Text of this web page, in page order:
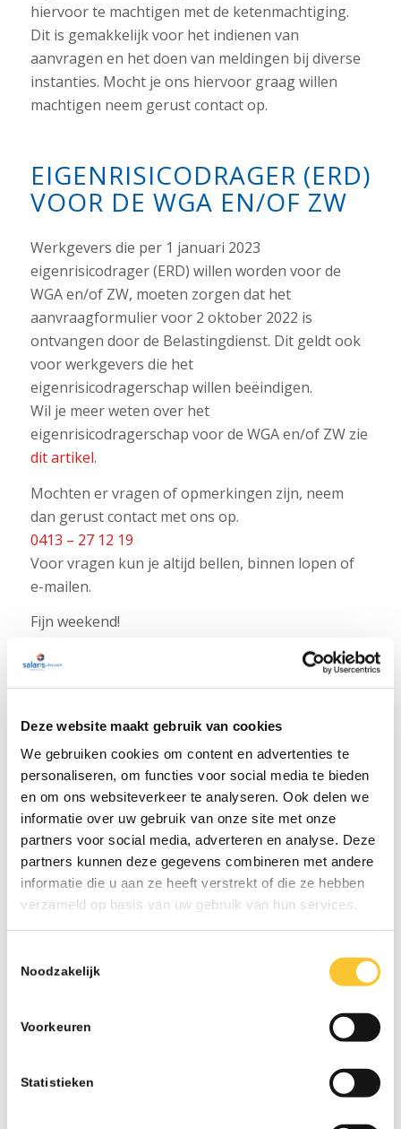
Deze website maakt gebruik van cookies
We gebruiken cookies om content en advertenties te
personaliseren, om functies voor social media te bieden
en om ons websiteverkeer te analyseren. Ook delen we
informatie over uw gebruik van onze site met onze
partners voor social media, adverteren en analyse. Deze
partners kunnen deze gegevens combineren met andere
informatie die u aan ze heeft verstrekt of die ze hebben
verzameld op basis van uw gebruik van hun services.
Noodzakelijk
Voorkeuren
Statistieken
hiervoor te machtigen met de ketenmachtiging.
Dit is gemakkelijk voor het indienen van
aanvragen en het doen van meldingen bij diverse
instanties. Mocht je ons hiervoor graag willen
machtigen neem gerust contact op.
EIGENRISICODRAGER (ERD)
VOOR DE WGA EN/OF ZW
Werkgevers die per 1 januari 2023
eigenrisicodrager (ERD) willen worden voor de
WGA en/of ZW, moeten zorgen dat het
aanvraagformulier voor 2 oktober 2022 is
ontvangen door de Belastingdienst. Dit geldt ook
voor werkgevers die het
eigenrisicodragerschap willen beëindigen.
Wil je meer weten over het
eigenrisicodragerschap voor de WGA en/of ZW zie
dit artikel.
Mochten er vragen of opmerkingen zijn, neem
dan gerust contact met ons op.
0413 – 27 12 19
Voor vragen kun je altijd bellen, binnen lopen of
e-mailen.
Fijn weekend!
Beppie, Astrid en Lisanne
LAATSTE NIEUWS
Nieuwsbrief week 31 Werkkostenregeling bij
herstructurering
ondersteuning inzet statushouders
Nieuwsbrief week 27 Informatieplicht